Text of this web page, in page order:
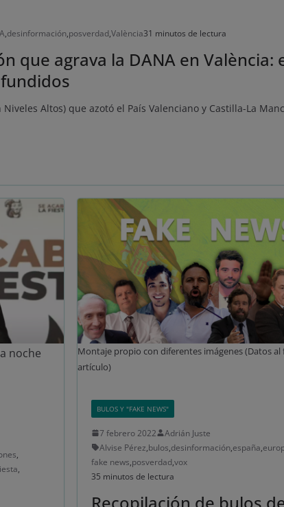
,desinformación,posverdad,València31 minutos de lectura
que agrava la DANA en València:
Altos) que azotó el País Valenciano y Castilla-La
noche
,
,
Montaje propio con diferentes imágenes (Datos al
artículo)
BULOS Y "FAKE NEWS"
7 febrero 2022
Adrián Juste
Alvise Pérez,bulos,desinformación,españa,
fake news,posverdad,vox
35 minutos de lectura
Recopilación de bulos